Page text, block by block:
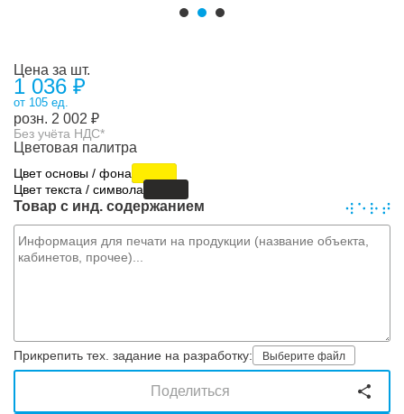
Цена за шт.
1 036 ₽
от 105 ед.
розн. 2 002 ₽
Без учёта НДС*
Цветовая палитра
Цвет основы / фона
Цвет текста / символа
Товар с инд. содержанием
Прикрепить тех. задание на разработку: Выберите файл
Поделиться